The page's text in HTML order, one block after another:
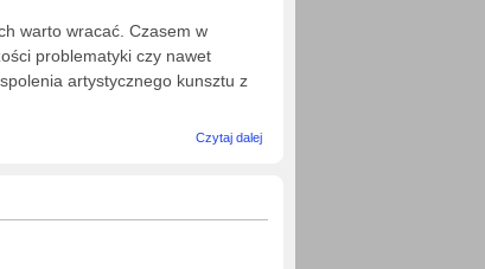
warto wracać. Czasem w
problematyki czy nawet
artystycznego kunsztu z
Czytaj dalejwpis
Cedro